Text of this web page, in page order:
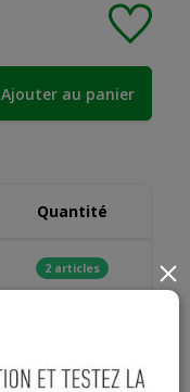
Ajouter au panier
Quantité
2 articles
Hors stock
×